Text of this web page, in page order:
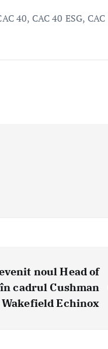
40, CAC 40 ESG, CAC
noul Head of
cadrul Cushman
Wakefield Echinox